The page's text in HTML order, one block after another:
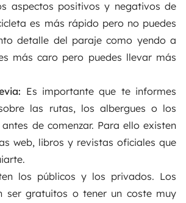
aspectos positivos y negativos de
es más rápido pero no puedes
detalle del paraje como yendo a
más caro pero puedes llevar más
Es importante que te informes
las rutas, los albergues o los
de comenzar. Para ello existen
web, libros y revistas oficiales que
los públicos y los privados. Los
ser gratuitos o tener un coste muy